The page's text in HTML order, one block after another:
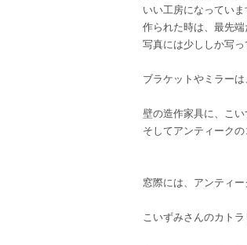
いい工房になっていま
作られた時は、最先端
写真には少ししか写
ブラケットやミラー
壁の造作家具に、こ
そしてアンティーク
窓際には、アンティ
こいずみさんのカト